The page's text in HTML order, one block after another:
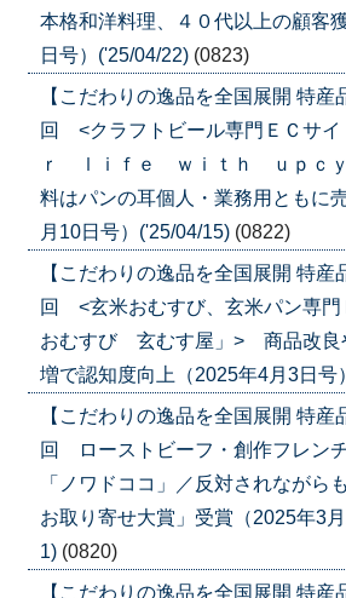
本格和洋料理、４０代以上の顧客
日号）('25/04/22) (0823)
【こだわりの逸品を全国展開 特産
回 <クラフトビール専門ＥＣサイ
ｒ ｌｉｆｅ ｗｉｔｈ ｕｐｃ
料はパンの耳個人・業務用ともに
月10日号）('25/04/15) (0822)
【こだわりの逸品を全国展開 特産
回 <玄米おむすび、玄米パン専門
おむすび 玄むす屋」> 商品改良
増で認知度向上（2025年4月3日号
【こだわりの逸品を全国展開 特産
回 ローストビーフ・創作フレン
「ノワドココ」／反対されながら
お取り寄せ大賞」受賞（2025年3
1) (0820)
【こだわりの逸品を全国展開 特